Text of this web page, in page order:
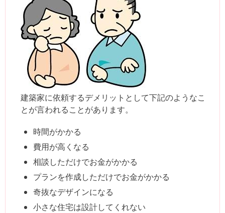
建築家に依頼するデメリットとして下記のようなこ
とが言われることがあります。
時間がかかる
費用が高くなる
相談しただけでお金がかかる
プランを作成しただけでお金がかかる
奇抜なデザインになる
小さな住宅は設計してくれない